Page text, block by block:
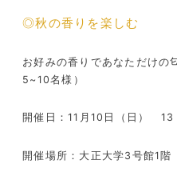
◎秋の香りを楽しむ
お好みの香りであなただけの
5~10名様）
開催日：11月10日（日） 13
開催場所：大正大学3号館1階